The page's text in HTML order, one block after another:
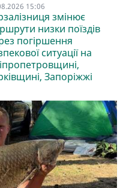
15:06
змінює
низки поїздів
погіршення
ситуації на
Запоріжжі